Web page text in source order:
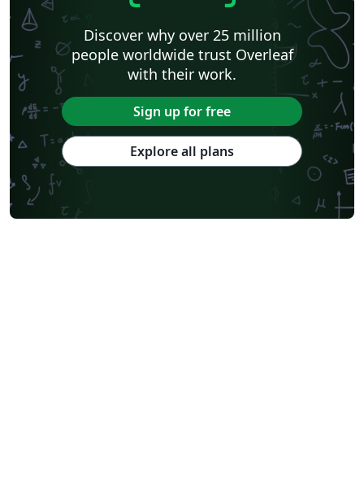
Discover why over 25 million
people worldwide trust Overleaf
with their work.
Sign up for free
Explore all plans